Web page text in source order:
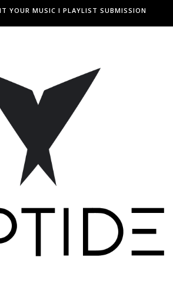
YOUR MUSIC I PLAYLIST SUBMISSION